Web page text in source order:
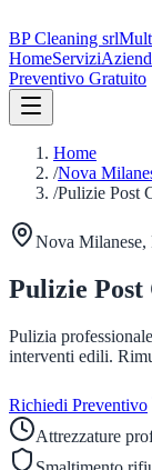
BP Cleaning srl
HomeServizi
Preventivo Gratuito
Home
/Nova
/Pulizie Post
Nova Milanese,
Pulizie Post
Pulizia
interventi edili.
Richiedi Preventivo
Attrezzature